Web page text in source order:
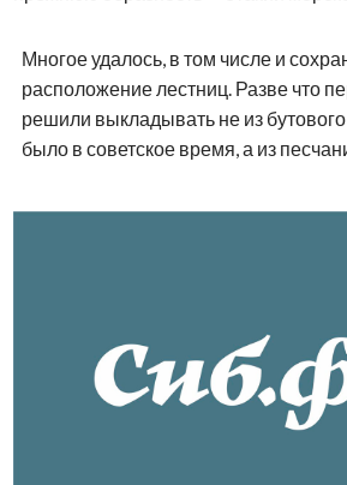
Многое удалось, в том числе и
расположение лестниц. Разве что
решили выкладывать не из бутового
было в советское время, а из